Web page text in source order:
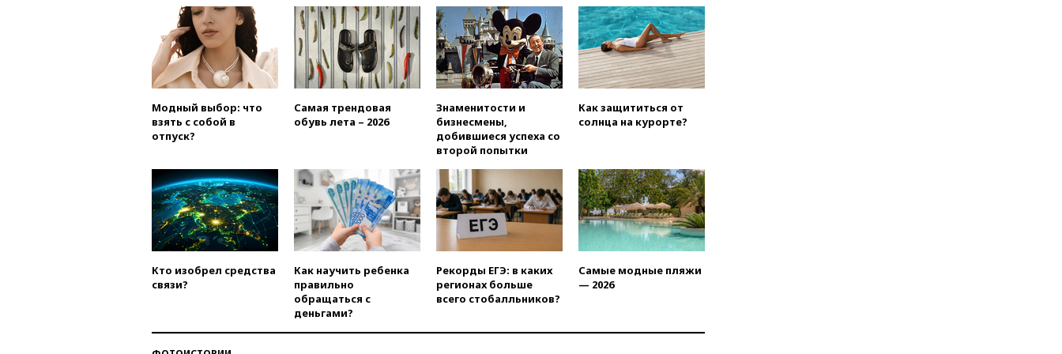
Ормузского пролива
11:58
Politico: США
восстановили обмен
разведданными с Украиной
11:58
Великобритания
расширила санкции против
11:37
резервуары НПЗ
11:19
МИД России ответил на
критику мэра Хиросимы в
годовщину ядерной
бомбардировки
сокращении товарооборота
России и Армении на две
трети
10:54Президент ФИФА
Модный выбор: что
взять с собой в
отпуск?
Самая трендовая
обувь лета – 2026
Знаменитости и
бизнесмены,
добившиеся успеха со
второй попытки
Как защититься от
солнца на курорте?
Кто изобрел средства
связи?
Как научить ребенка
правильно
обращаться с
деньгами?
Рекорды ЕГЭ: в каких
регионах больше
всего стобалльников?
Самые модные пляжи
— 2026